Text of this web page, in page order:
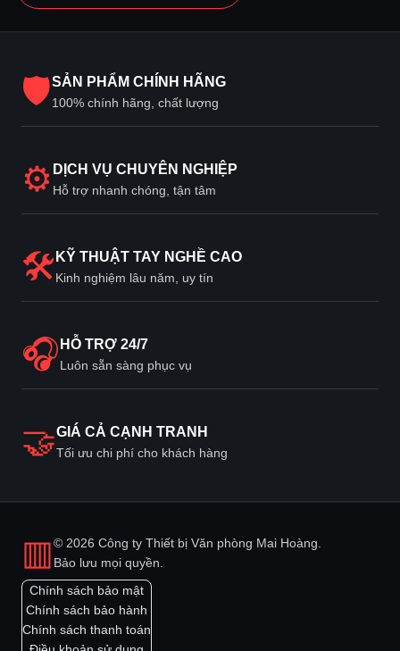
🛡SẢN PHẨM CHÍNH HÃNG
100% chính hãng, chất lượng
⚙ DỊCH VỤ CHUYÊN NGHIỆP
Hỗ trợ nhanh chóng, tận tâm
🛠 KỸ THUẬT TAY NGHỀ CAO
Kinh nghiệm lâu năm, uy tín
🎧 HỖ TRỢ 24/7
Luôn sẵn sàng phục vụ
🤝GIÁ CẢ CẠNH TRANH
Tối ưu chi phí cho khách hàng
▥© 2026 Công ty Thiết bị Văn phòng Mai Hoàng.
Bảo lưu mọi quyền.
Chính sách bảo mật
Chính sách bảo hành
Chính sách thanh toán